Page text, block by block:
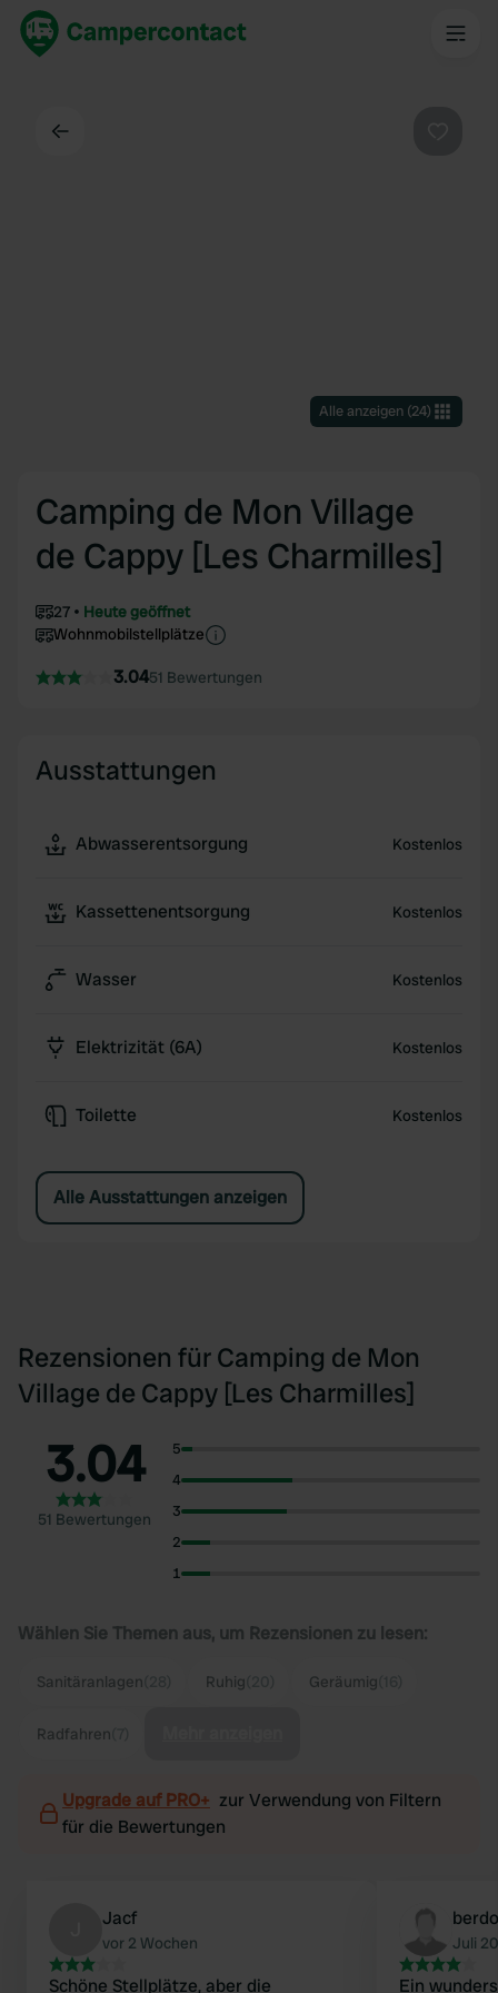
Alle anzeigen(24)
Camping de Mon Village
de Cappy [Les Charmilles]
27
Heute geöffnet
Wohnmobilstellplätze
3.0451 Bewertungen
Ausstattungen
Abwasserentsorgung Kostenlos
Kassettenentsorgung Kostenlos
Wasser Kostenlos
Elektrizität (6A) Kostenlos
Toilette Kostenlos
Alle Ausstattungen anzeigen
Rezensionen für Camping de Mon
Village de Cappy [Les Charmilles]
3.04
51 Bewertungen
5
4
3
2
1
Wählen Sie Themen aus, um Rezensionen zu lesen:
Sanitäranlagen Ruhig Geräumig
Radfahren
Upgrade auf PRO+ zur Verwendung von Filtern
für die Bewertungen
Jacf
vor 2 Wochen
Schöne Stellplätze, aber die
Juli
Ein